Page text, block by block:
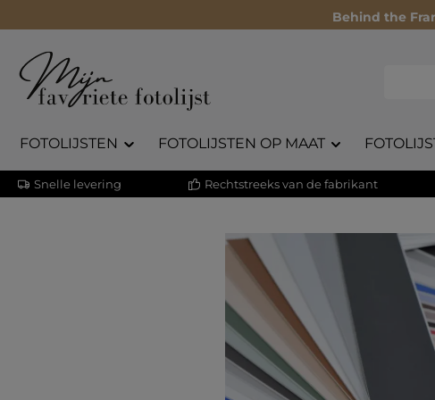
Behind the
FOTOLIJSTEN FOTOLIJSTEN OP MAAT
Snelle levering Rechtstreeks van de fabrikant